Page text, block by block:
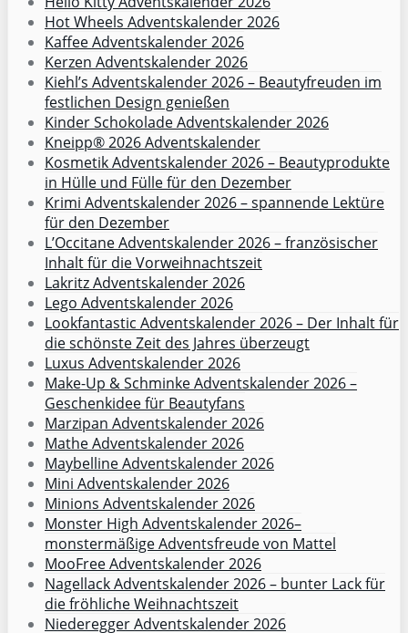
Hot Wheels Adventskalender 2026
Kaffee Adventskalender 2026
Kerzen Adventskalender 2026
Kiehl’s Adventskalender 2026 – Beautyfreuden im
festlichen Design genießen
Kinder Schokolade Adventskalender 2026
Kneipp® 2026 Adventskalender
Kosmetik Adventskalender 2026 – Beautyprodukte
in Hülle und Fülle für den Dezember
Krimi Adventskalender 2026 – spannende Lektüre
für den Dezember
L’Occitane Adventskalender 2026 – französischer
Inhalt für die Vorweihnachtszeit
Lakritz Adventskalender 2026
Lego Adventskalender 2026
Lookfantastic Adventskalender 2026 – Der Inhalt für
die schönste Zeit des Jahres überzeugt
Luxus Adventskalender 2026
Make-Up & Schminke Adventskalender 2026 –
Geschenkidee für Beautyfans
Marzipan Adventskalender 2026
Mathe Adventskalender 2026
Maybelline Adventskalender 2026
Mini Adventskalender 2026
Minions Adventskalender 2026
Monster High Adventskalender 2026–
monstermäßige Adventsfreude von Mattel
MooFree Adventskalender 2026
Nagellack Adventskalender 2026 – bunter Lack für
die fröhliche Weihnachtszeit
Niederegger Adventskalender 2026